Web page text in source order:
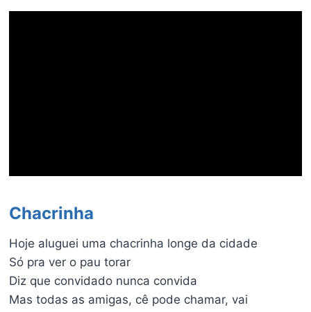
Chacrinha
Hoje aluguei uma chacrinha longe da cidade
Só pra ver o pau torar
Diz que convidado nunca convida
Mas todas as amigas, cê pode chamar, vai